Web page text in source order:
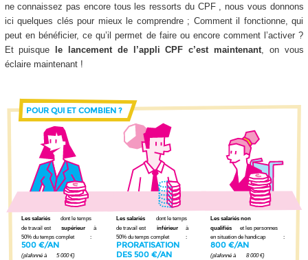
ne connaissez pas encore tous les ressorts du CPF , nous vous donnons
ici quelques clés pour mieux le comprendre ; Comment il fonctionne, qui
peut en bénéficier, ce qu’il permet de faire ou encore comment l’activer ?
Et puisque
le lancement de l’appli CPF c’est maintenant, on vous
éclaire maintenant !
Les salariés non
qualifiés
et les personnes
en situation de handicap
:
800 €/AN
(plafonné à 8000 €)
Les salariés
dont le temps
de travail est
inférieur
à
50% du temps complet
:
PRORATISATION
DES 500 €/AN
Les salariés
dont le temps
de travail est
supérieur
à
50% du temps complet
:
500 €/AN
(plafonné à 5000 €)
POUR QUI ET COMBIEN ?